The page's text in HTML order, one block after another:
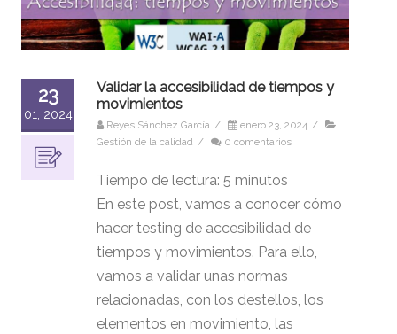
23
01, 2024
Validar la accesibilidad de tiempos y
movimientos
Reyes Sánchez García / enero 23, 2024 /
Gestión de la calidad / 0 comentarios
Tiempo de lectura: 5 minutos
En este post, vamos a conocer cómo
hacer testing de accesibilidad de
tiempos y movimientos. Para ello,
vamos a validar unas normas
relacionadas, con los destellos, los
elementos en movimiento, las